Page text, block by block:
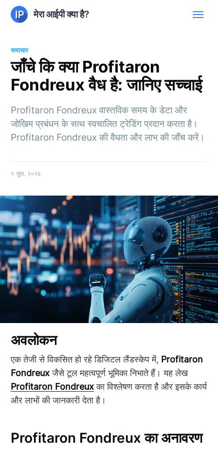
मेरा आईपी क्या है?
समाचार
जाँचे कि क्या Profitaron
Fondreux वैध है: जानिए सच्चाई
Profitaron Fondreux वास्तविक समय के डेटा और
जोखिम प्रबंधन के साथ स्वचालित ट्रेडिंग प्रदान करता है।
Profitaron Fondreux की वैधता और लाभ की जाँच करें।
१ जुल. २०२६
अवलोकन
एक तेजी से विकसित हो रहे डिजिटल लैंडस्केप में, Profitaron
Fondreuxजैसे टूल महत्वपूर्ण भूमिका निभाते हैं। यह लेख
Profitaron Fondreuxका विश्लेषण करता है और इसके कार्य
और लाभों की जानकारी देता है।
Profitaron Fondreux का अनावरण